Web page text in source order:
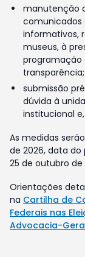
manutenção
comunicados
informativos,
museus, à
programação
transparência;
submissão
dúvida à
institucional
As medidas
de 2026, data
25 de outubro
Orientações
na Cartilha de
Federais nas
Advocacia-